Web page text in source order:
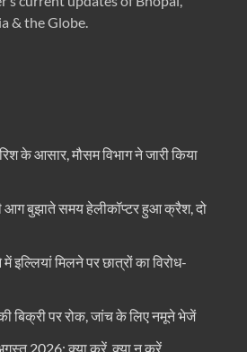
& the Globe.
के आसार, मौसम विभाग ने जारी किया
आग बुझाते समय हेलीकॉप्टर हुआ क्रैश, दो
मिलने पर छात्रों का विरोध-
बिक्री पर रोक, जांच के लिए नमूने भेजें
2026: क्या करें, क्या न करें…